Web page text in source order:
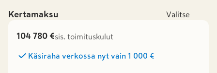
Kertamaksu Valitse
104 780 €sis. toimituskulut
Käsiraha verkossa nyt vain 1 000 €